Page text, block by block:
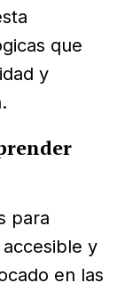
que
y
para
y
en las